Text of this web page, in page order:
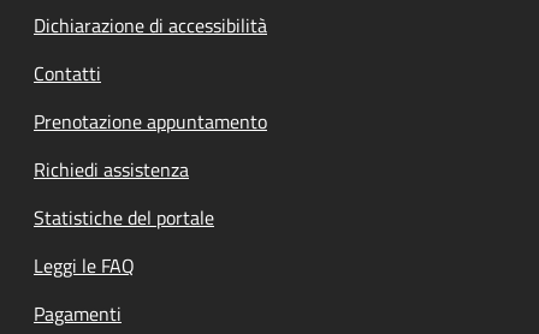
Dichiarazione di accessibilità
Contatti
Prenotazione appuntamento
Richiedi assistenza
Statistiche del portale
Leggi le FAQ
Pagamenti